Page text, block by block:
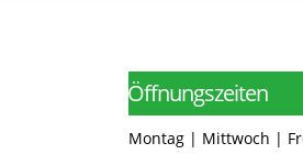
ㅤÖffnungszeiten
Montag | Mittwoch